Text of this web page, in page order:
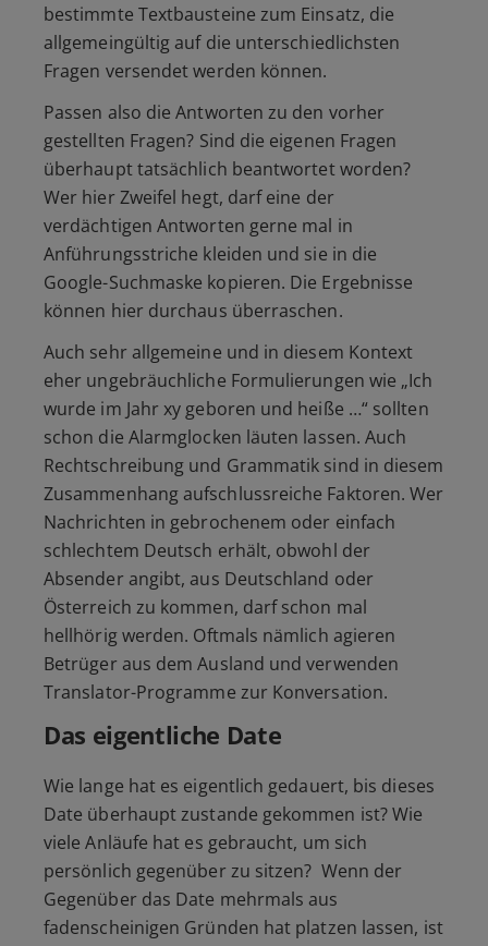
bestimmte Textbausteine zum Einsatz, die
allgemeingültig auf die unterschiedlichsten
Fragen versendet werden können.
Passen also die Antworten zu den vorher
gestellten Fragen? Sind die eigenen Fragen
überhaupt tatsächlich beantwortet worden?
Wer hier Zweifel hegt, darf eine der
verdächtigen Antworten gerne mal in
Anführungsstriche kleiden und sie in die
Google-Suchmaske kopieren. Die Ergebnisse
können hier durchaus überraschen.
Auch sehr allgemeine und in diesem Kontext
eher ungebräuchliche Formulierungen wie „Ich
wurde im Jahr xy geboren und heiße …“sollten
schon die Alarmglocken läuten lassen. Auch
Rechtschreibung und Grammatik sind in diesem
Zusammenhang aufschlussreiche Faktoren. Wer
Nachrichten in gebrochenem oder einfach
schlechtem Deutsch erhält, obwohl der
Absender angibt, aus Deutschland oder
Österreich zu kommen, darf schon mal
hellhörig werden. Oftmals nämlich agieren
Betrüger aus dem Ausland und verwenden
Translator-Programme zur Konversation.
Das eigentliche Date
Wie lange hat es eigentlich gedauert, bis dieses
Date überhaupt zustande gekommen ist? Wie
viele Anläufe hat es gebraucht, um sich
persönlich gegenüber zu sitzen? Wenn der
Gegenüber das Date mehrmals aus
fadenscheinigen Gründen hat platzen lassen, ist